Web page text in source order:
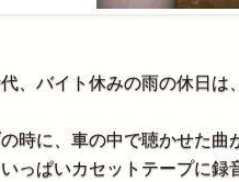
、バイト休みの雨の休日は
の時に、車の中で聴かせた
いっぱいカセットテープに録